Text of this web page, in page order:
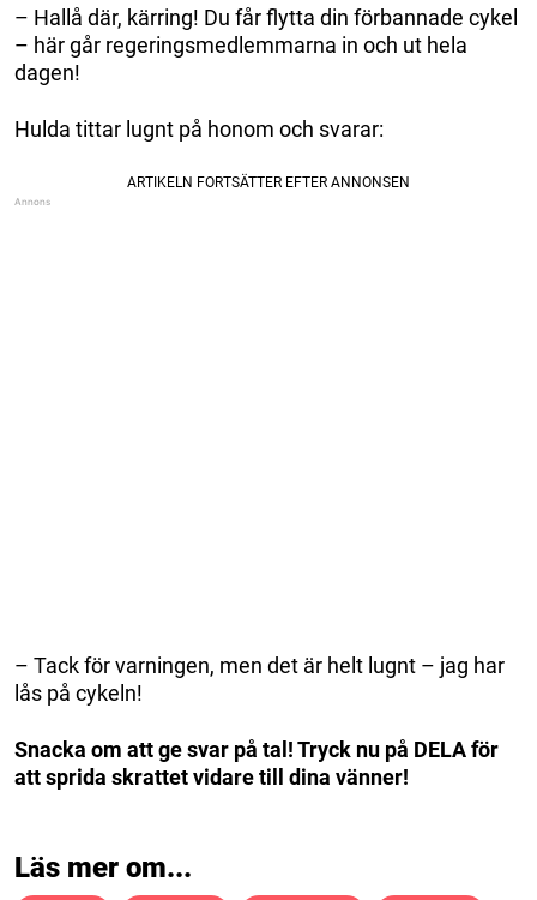
– Hallå där, kärring! Du får flytta din förbannade cykel
– här går regeringsmedlemmarna in och ut hela
dagen!
Hulda tittar lugnt på honom och svarar:
– Tack för varningen, men det är helt lugnt – jag har
lås på cykeln!
Snacka om att ge svar på tal! Tryck nu på DELA för
att sprida skrattet vidare till dina vänner!
Läs mer om...